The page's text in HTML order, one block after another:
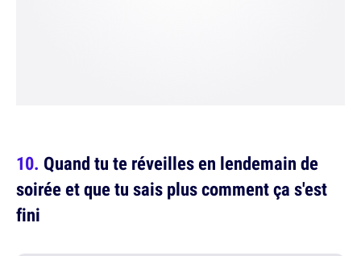
Quand tu te réveilles en lendemain de
soirée et que tu sais plus comment ça s'est
fini